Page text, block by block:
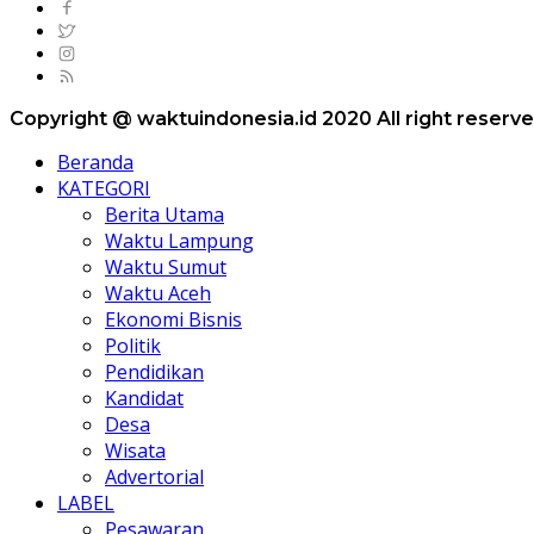
Copyright @ waktuindonesia.id 2020 All right
Beranda
KATEGORI
Berita Utama
Waktu Lampung
Waktu Sumut
Waktu Aceh
Ekonomi Bisnis
Politik
Pendidikan
Kandidat
Desa
Wisata
Advertorial
LABEL